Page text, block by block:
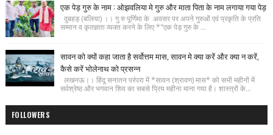
एक पेड़ गुरु के नाम : ओझवलिया मे गुरु और माता पिता के नाम लगाया गया पेड़
दुबहड़ (बलिया) ।। गु रु पूर्णिमा के अवसर पर अपने गुरुओं एवं प्रकृति के प्रति
सम्मान व कृतज्ञता व्यक्त करने के लिए *"एक पेड़ गुरु के ...
सावन को क्यों कहा जाता है सर्वोत्तम मास, सावन मे क्या करें और क्या न करें,
कैसे करें भोलेनाथ को प्रसन्न
लखनऊ।। हिंदू सनातन परंपरा में *सावन (श्रावण) मास* को सभी महीनों में
सर्वश्रेष्ठ और भगवान शिव का सबसे प्रिय महीना माना गया है। शास्त्रों के...
FOLLOWERS